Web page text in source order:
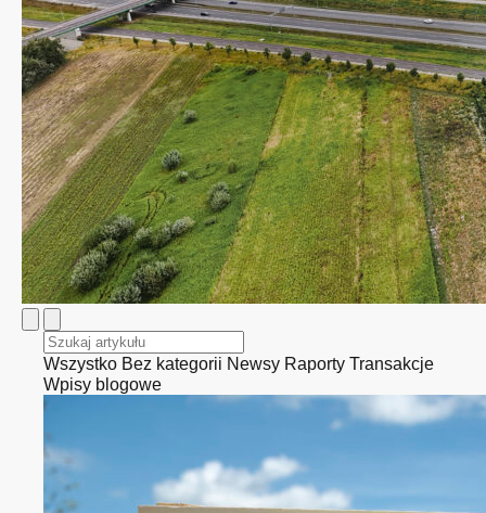
Wszystko Bez kategorii Newsy Raporty Transakcje
Wpisy blogowe